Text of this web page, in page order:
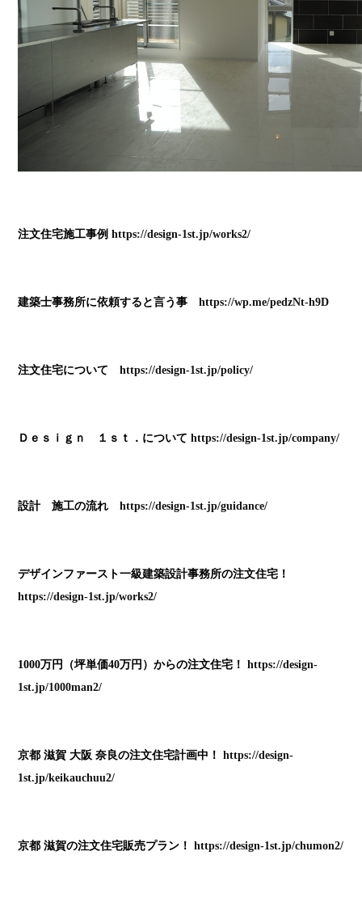
注文住宅施工事例https://design-1st.jp/works2/
建築士事務所に依頼すると言う事https://wp.me/pedzNt-h9D
注文住宅についてhttps://design-1st.jp/policy/
Ｄｅｓｉｇｎ １ｓｔ．についてhttps://design-1st.jp/company/
設計 施工の流れhttps://design-1st.jp/guidance/
デザインファースト一級建築設計事務所の注文住宅！
https://design-1st.jp/works2/
1000万円（坪単価40万円）からの注文住宅！https://design-
1st.jp/1000man2/
京都 滋賀 大阪 奈良の注文住宅計画中！https://design-
1st.jp/keikauchuu2/
京都 滋賀の注文住宅販売プラン！https://design-1st.jp/chumon2/